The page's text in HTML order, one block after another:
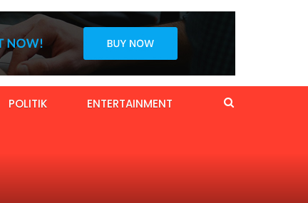
POLITIK ENTERTAINMENT